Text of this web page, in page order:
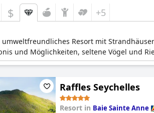
$ +5
umweltfreundliches Resort mit
und Möglichkeiten, seltene Vögel und
Raffles Seychelles
Resort in Baie Sainte Anne